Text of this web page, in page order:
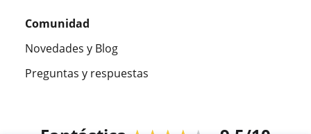
Comunidad
Novedades y Blog
Preguntas y respuestas